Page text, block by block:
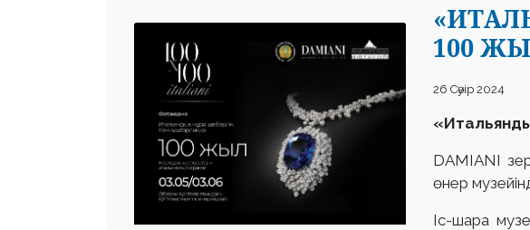
100
26 Сәуір 2024
DAMIANI
өнер
Іс-шара